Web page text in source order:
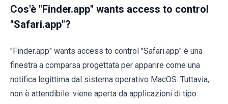
Cos'è "Finder.app" wants access to control
"Safari.app"?
"Finder.app" wants access to control "Safari.app" è una
finestra a comparsa progettata per apparire come una
notifica legittima dal sistema operativo MacOS. Tuttavia,
non è attendibile: viene aperta da applicazioni di tipo